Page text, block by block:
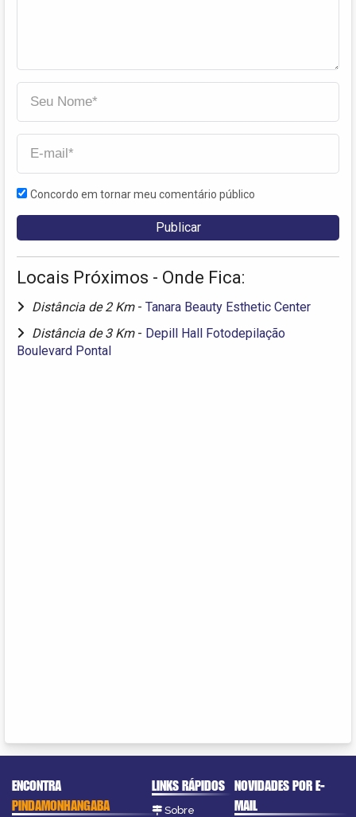
Concordo em tornar meu comentário público
Locais Próximos - Onde Fica:
Distância de 2 Km - Tanara Beauty Esthetic Center
Distância de 3 Km - Depill Hall Fotodepilação
Boulevard Pontal
ENCONTRA
PINDAMONHANGABA
LINKS RÁPIDOS
Sobre
NOVIDADES POR E-
MAIL